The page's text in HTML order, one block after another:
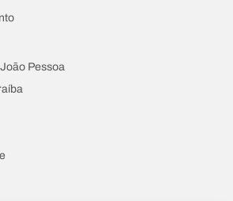
Pessoa